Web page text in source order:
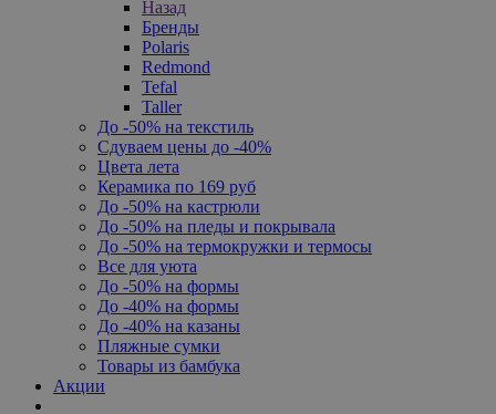
Назад
Бренды
Polaris
Redmond
Tefal
Taller
До -50% на текстиль
Сдуваем цены до -40%
Цвета лета
Керамика по 169 руб
До -50% на кастрюли
До -50% на пледы и покрывала
До -50% на термокружки и термосы
Все для уюта
До -50% на формы
До -40% на формы
До -40% на казаны
Пляжные сумки
Товары из бамбука
Акции